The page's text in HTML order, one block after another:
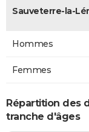
Sauveterre-la-
Hommes
Femmes
Répartition des
tranche d'âges